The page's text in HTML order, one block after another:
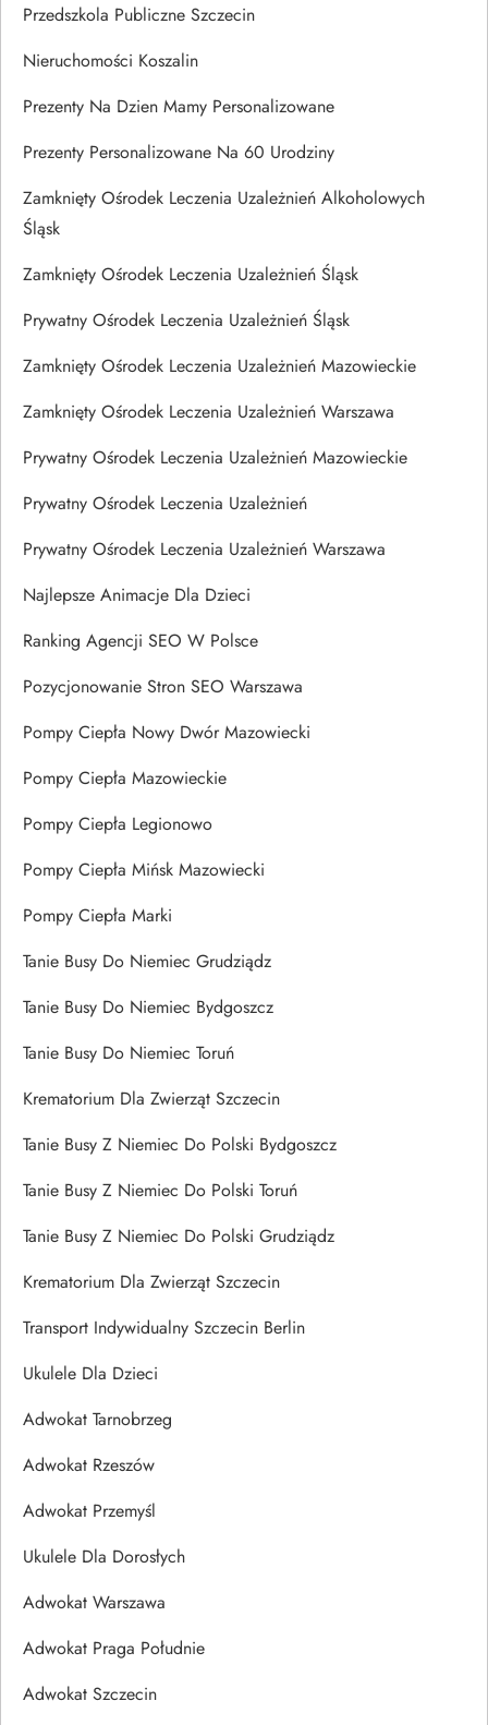
Przedszkola Publiczne Szczecin
Nieruchomości Koszalin
Prezenty Na Dzien Mamy Personalizowane
Prezenty Personalizowane Na 60 Urodziny
Zamknięty Ośrodek Leczenia Uzależnień Alkoholowych
Śląsk
Zamknięty Ośrodek Leczenia Uzależnień Śląsk
Prywatny Ośrodek Leczenia Uzależnień Śląsk
Zamknięty Ośrodek Leczenia Uzależnień Mazowieckie
Zamknięty Ośrodek Leczenia Uzależnień Warszawa
Prywatny Ośrodek Leczenia Uzależnień Mazowieckie
Prywatny Ośrodek Leczenia Uzależnień
Prywatny Ośrodek Leczenia Uzależnień Warszawa
Najlepsze Animacje Dla Dzieci
Ranking Agencji SEO W Polsce
Pozycjonowanie Stron SEO Warszawa
Pompy Ciepła Nowy Dwór Mazowiecki
Pompy Ciepła Mazowieckie
Pompy Ciepła Legionowo
Pompy Ciepła Mińsk Mazowiecki
Pompy Ciepła Marki
Tanie Busy Do Niemiec Grudziądz
Tanie Busy Do Niemiec Bydgoszcz
Tanie Busy Do Niemiec Toruń
Krematorium Dla Zwierząt Szczecin
Tanie Busy Z Niemiec Do Polski Bydgoszcz
Tanie Busy Z Niemiec Do Polski Toruń
Tanie Busy Z Niemiec Do Polski Grudziądz
Krematorium Dla Zwierząt Szczecin
Transport Indywidualny Szczecin Berlin
Ukulele Dla Dzieci
Adwokat Tarnobrzeg
Adwokat Rzeszów
Adwokat Przemyśl
Ukulele Dla Dorosłych
Adwokat Warszawa
Adwokat Praga Południe
Adwokat Szczecin